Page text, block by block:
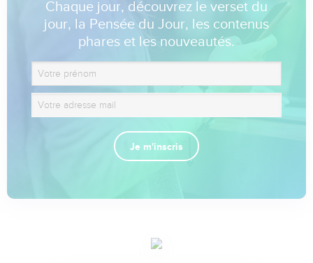
Chaque jour, découvrez le verset du
jour, la Pensée du Jour, les contenus
phares et les nouveautés.
Je m'inscris